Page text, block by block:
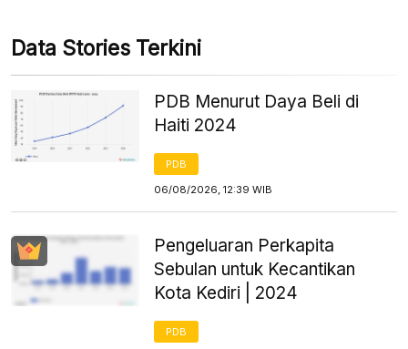
Data Stories Terkini
PDB Menurut Daya Beli di
Haiti 2024
PDB
06/08/2026, 12:39 WIB
Pengeluaran Perkapita
Sebulan untuk Kecantikan
Kota Kediri | 2024
PDB